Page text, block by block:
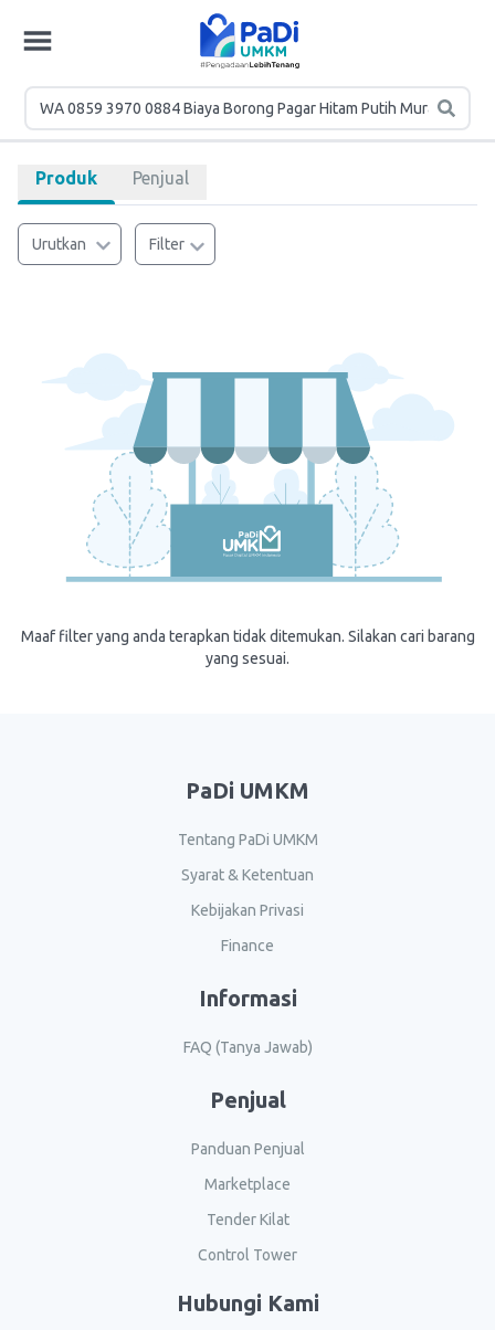
Produk Penjual
Urutkan Filter
Maaf filter yang anda terapkan tidak ditemukan. Silakan cari barang
yang sesuai.
PaDi UMKM
Tentang PaDi UMKM
Syarat & Ketentuan
Kebijakan Privasi
Finance
Informasi
FAQ (Tanya Jawab)
Penjual
Panduan Penjual
Marketplace
Tender Kilat
Control Tower
Hubungi Kami